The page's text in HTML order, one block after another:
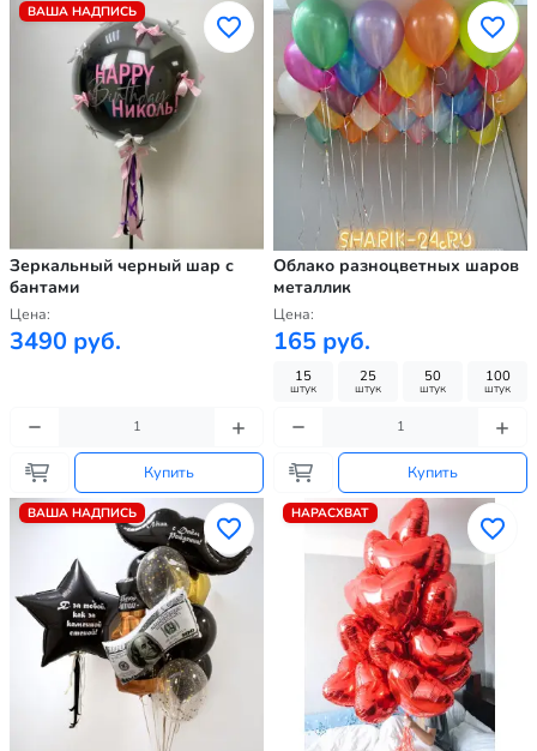
ВАША НАДПИСЬ
Зеркальный черный шар с
бантами
Цена:
3490 руб.
Купить
Облако разноцветных шаров
металлик
Цена:
165 руб.
15
штук
25
штук
50
штук
100
штук
Купить
ВАША НАДПИСЬ НАРАСХВАТ